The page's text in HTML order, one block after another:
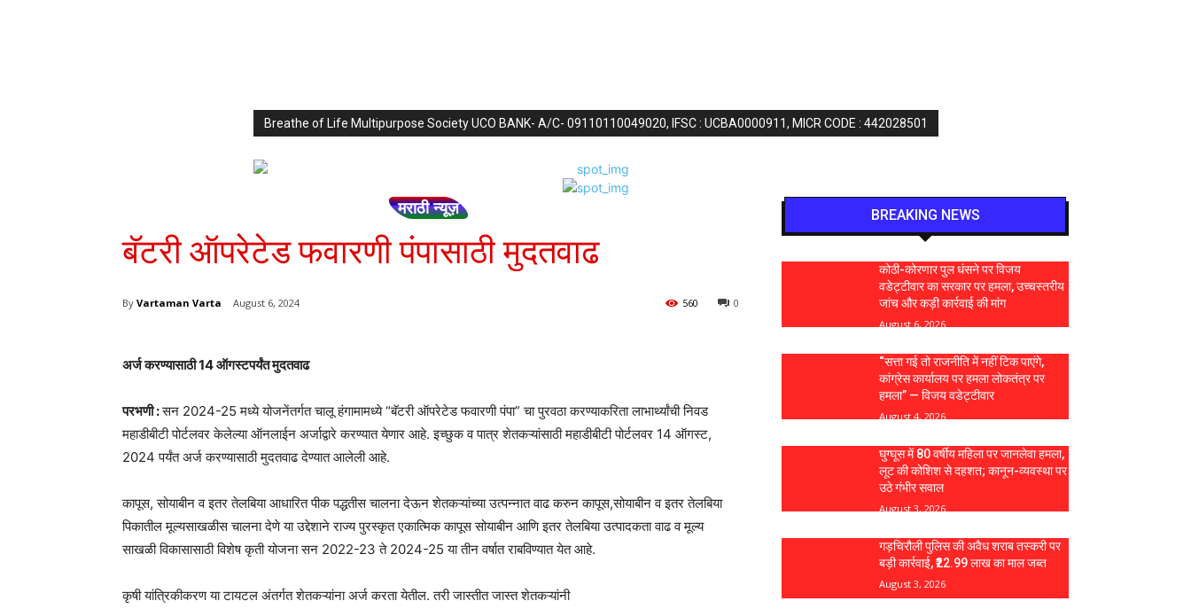
Breathe of Life Multipurpose Society UCO BANK- A/C- 09110110049020, IFSC : UCBA0000911, MICR CODE : 442028501
मराठी न्यूज़
बॅटरी ऑपरेटेड फवारणी पंपासाठी मुदतवाढ
By Vartaman Varta August 6, 2024 0
560
अर्ज करण्यासाठी 14 ऑगस्टपर्यंत मुदतवाढ
परभणी :सन 2024-25 मध्ये योजनेंतर्गत चालू हंगामामध्ये “बॅटरी ऑपरेटेड फवारणी पंपा” चा पुरवठा करण्याकरिता लाभार्थ्यांची निवड
महाडीबीटी पोर्टलवर केलेल्या ऑनलाईन अर्जाद्वारे करण्यात येणार आहे. इच्छुक व पात्र शेतकऱ्यांसाठी महाडीबीटी पोर्टलवर 14 ऑगस्ट,
2024 पर्यंत अर्ज करण्यासाठी मुदतवाढ देण्यात आलेली आहे.
कापूस, सोयाबीन व इतर तेलबिया आधारित पीक पद्धतीस चालना देऊन शेतकऱ्यांच्या उत्पन्नात वाढ करुन कापूस,सोयाबीन व इतर तेलबिया
पिकातील मूल्यसाखळीस चालना देणे या उद्देशाने राज्य पुरस्कृत एकात्मिक कापूस सोयाबीन आणि इतर तेलबिया उत्पादकता वाढ व मूल्य
साखळी विकासासाठी विशेष कृती योजना सन 2022-23 ते 2024-25 या तीन वर्षात राबविण्यात येत आहे.
कृषी यांत्रिकीकरण या टायटल अंतर्गत शेतकऱ्यांना अर्ज करता येतील. तरी जास्तीत जास्त शेतकऱ्यांनी
BREAKING NEWS
कोठी-कोरणार पुल धंसने पर विजय
वडेट्टीवार का सरकार पर हमला, उच्चस्तरीय
जांच और कड़ी कार्रवाई की मांग
August 6, 2026
“सत्ता गई तो राजनीति में नहीं टिक पाएंगे,
कांग्रेस कार्यालय पर हमला लोकतंत्र पर
हमला” — विजय वडेट्टीवार
August 4, 2026
घुग्घूस में 80 वर्षीय महिला पर जानलेवा हमला,
लूट की कोशिश से दहशत; कानून-व्यवस्था पर
उठे गंभीर सवाल
August 3, 2026
गड़चिरौली पुलिस की अवैध शराब तस्करी पर
बड़ी कार्रवाई, ₹22.99 लाख का माल जब्त
August 3, 2026